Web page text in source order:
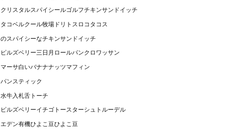
クリスタルスパイシールゴルフチキンサンドイッチ
タコベルクール牧場ドリトスロコタコス
のスパイシーなチキンサンドイッチ
ピルズベリー三日月ロールパンクロワッサン
マーサ白いバナナナッツマフィン
パンスティック
水牛入札舌トーチ
ピルズベリーイチゴトースターシュトルーデル
エデン有機ひよこ豆ひよこ豆